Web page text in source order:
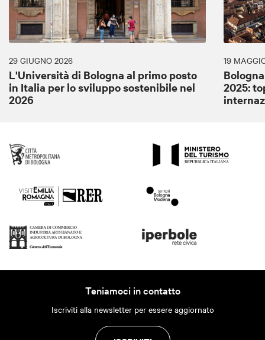
29 GIUGNO 2026
L'Università di Bologna al primo posto
in Italia per lo sviluppo sostenibile nel
2026
19
2025:
Teniamoci in contatto
Iscriviti alla newsletter per essere aggiornato